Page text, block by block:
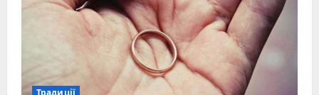
незабываемый
сюрприз
без
банальности
Традиції